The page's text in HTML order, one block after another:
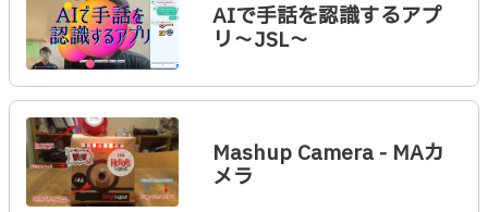
AIで手話を認識するアプ
リ～JSL～
Mashup Camera - MAカ
メラ